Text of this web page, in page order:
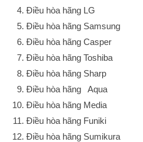
Điều hòa hãng LG
Điều hòa hãng Samsung
Điều hòa hãng Casper
Điều hòa hãng Toshiba
Điều hòa hãng Sharp
Điều hòa hãng Aqua
Điều hòa hãng Media
Điều hòa hãng Funiki
Điều hòa hãng Sumikura